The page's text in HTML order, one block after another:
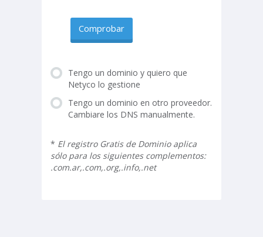
Comprobar
Tengo un dominio y quiero que
Netyco lo gestione
Tengo un dominio en otro proveedor.
Cambiare los DNS manualmente.
* El registro Gratis de Dominio aplica
sólo para los siguientes complementos:
.com.ar,.com,.org,.info,.net